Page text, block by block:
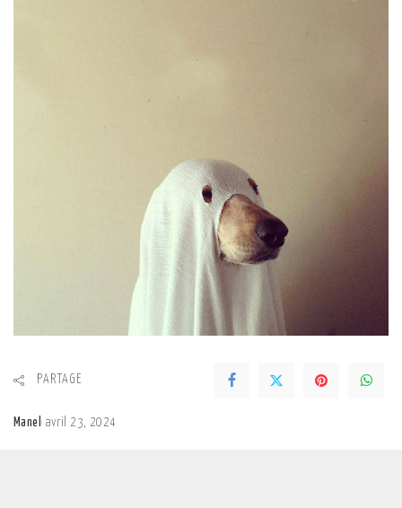
PARTAGE
Manel avril 23, 2024